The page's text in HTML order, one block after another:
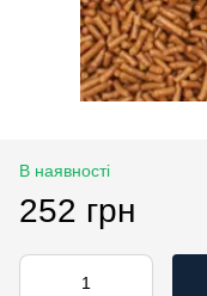
В наявності
252 грн